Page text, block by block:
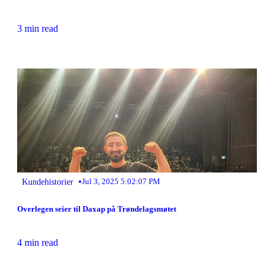
3 min read
Kundehistorier •Jul 3, 2025 5:02:07 PM
Overlegen seier til Daxap på Trøndelagsmøtet
4 min read